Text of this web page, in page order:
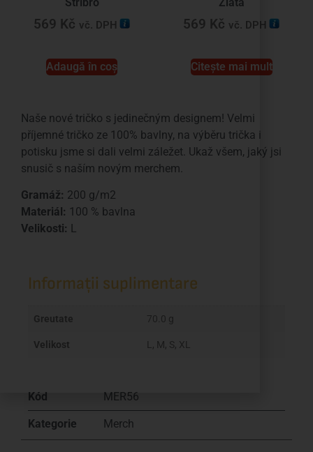
569 Kč vč. DPH
Adaugă în coș
569 Kč vč. DPH
Citește mai mult
Naše nové tričko s jedinečným designem! Velmi
příjemné tričko ze 100% bavlny, na výběru trička i
potisku jsme si dali velmi záležet. Ukaž všem, jaký jsi
snusič s naším novým merchem.
Gramáž: 200 g/m2
Materiál: 100 % bavlna
Velikosti: L
Informații suplimentare
Greutate 70.0 g
Velikost L, M, S, XL
Kód MER56
Kategorie Merch